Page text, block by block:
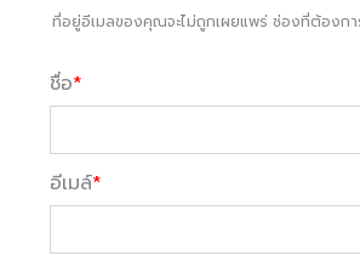
ที่อยู่อีเมลของคุณจะไม่ถูกเผยแพร่ ช่องที่ต้องก
ชื่อ*
อีเมล์*